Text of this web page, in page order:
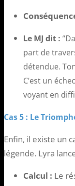
Le MJ dit :
part de
détendue.
C’est un
voyant en
Cas 5 : Le
Enfin, il existe un
légende. Lyra
Calcul : Le